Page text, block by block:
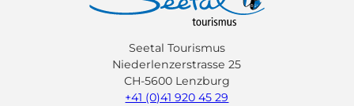
Seetal Tourismus
Niederlenzerstrasse 25
CH-5600 Lenzburg
+41 (0)41 920 45 29